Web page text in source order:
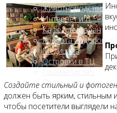
Животноводство
Интернет и IT
Кафе / ресторан
Красота и здоровье
Медицина
Островки в ТЦ
Промышленное
производство
Развлечения
Создайте стильный и
должен быть ярким, стильным
чтобы посетители выглядели